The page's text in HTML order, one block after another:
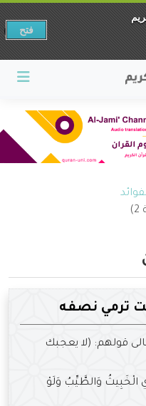
ترمي نصفه
قولهم: (لا يعجبك
الْخَبِيثُ وَالطَّيِّبُ وَلَوْ
فتح